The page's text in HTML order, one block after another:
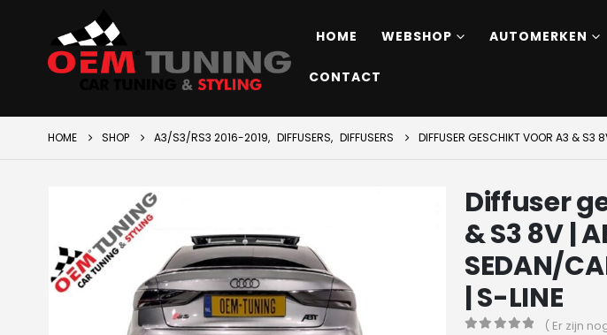
HOME WEBSHOP AUTOMERKEN
CONTACT
HOME SHOP A3/S3/RS3 2016-2019, DIFFUSERS, DIFFUSERS DIFFUSER GESCHIKT VOOR A3 & S3
Diffuser
& S3 8V |
SEDAN/
| S-LINE
( Er zijn